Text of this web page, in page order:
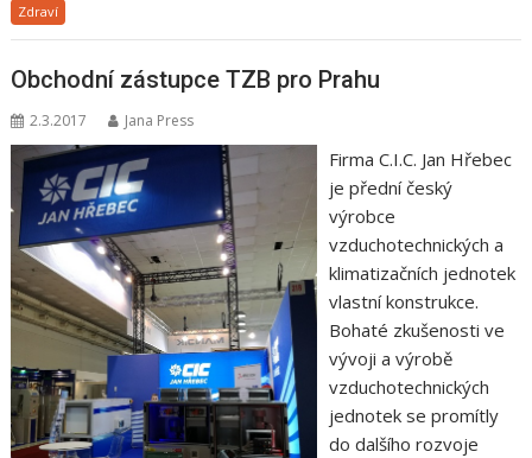
Zdraví
Obchodní zástupce TZB pro Prahu
2.3.2017 Jana Press
Firma C.I.C. Jan Hřebec
je přední český
výrobce
vzduchotechnických a
klimatizačních jednotek
vlastní konstrukce.
Bohaté zkušenosti ve
vývoji a výrobě
vzduchotechnických
jednotek se promítly
do dalšího rozvoje